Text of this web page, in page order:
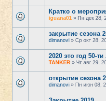
Кратко о
iguana01 » Пн дек 28,
закрытие сезона
dimanovi » Ср окт 28,
2020 это год 50-
TANKER » Чт авг 29,
открытие сезона
dimanovi » Пн июн 08,